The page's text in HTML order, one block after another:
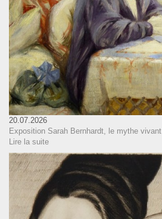
20.07.2026
Exposition Sarah Bernhardt, le mythe
Lire la suite